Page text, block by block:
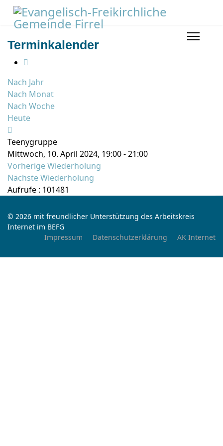
Terminkalender
Nach Jahr
Nach Monat
Nach Woche
Heute
Teenygruppe
Mittwoch, 10. April 2024, 19:00 - 21:00
Vorherige Wiederholung
Nächste Wiederholung
Aufrufe : 101481
© 2026 mit freundlicher Unterstützung des Arbeitskreis
Internet im BEFG
Impressum
Datenschutzerklärung AK Internet